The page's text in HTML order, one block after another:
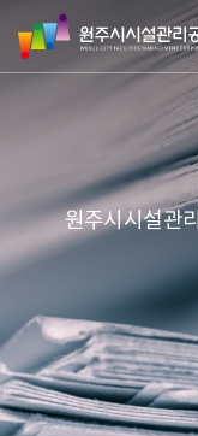
네
원
주
시
리
공
단
원주시시설관